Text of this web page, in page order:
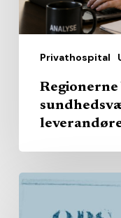
Privathospital
Regionerne
Fra